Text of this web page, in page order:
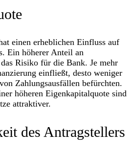
einen erheblichen Einfluss auf
Ein höherer Anteil an
Risiko für die Bank. Je mehr
einfließt, desto weniger
Zahlungsausfällen befürchten.
höheren Eigenkapitalquote sind
attraktiver.
des Antragstellers